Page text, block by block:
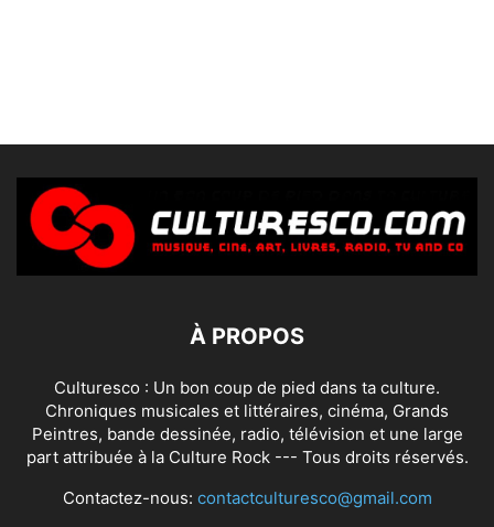
À PROPOS
Culturesco : Un bon coup de pied dans ta culture.
Chroniques musicales et littéraires, cinéma, Grands
Peintres, bande dessinée, radio, télévision et une large
part attribuée à la Culture Rock --- Tous droits réservés.
Contactez-nous: contactculturesco@gmail.com